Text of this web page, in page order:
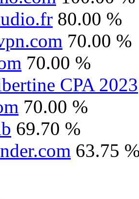
80.00 %
70.00 %
70.00 %
CPA 2023
70.00 %
69.70 %
63.75